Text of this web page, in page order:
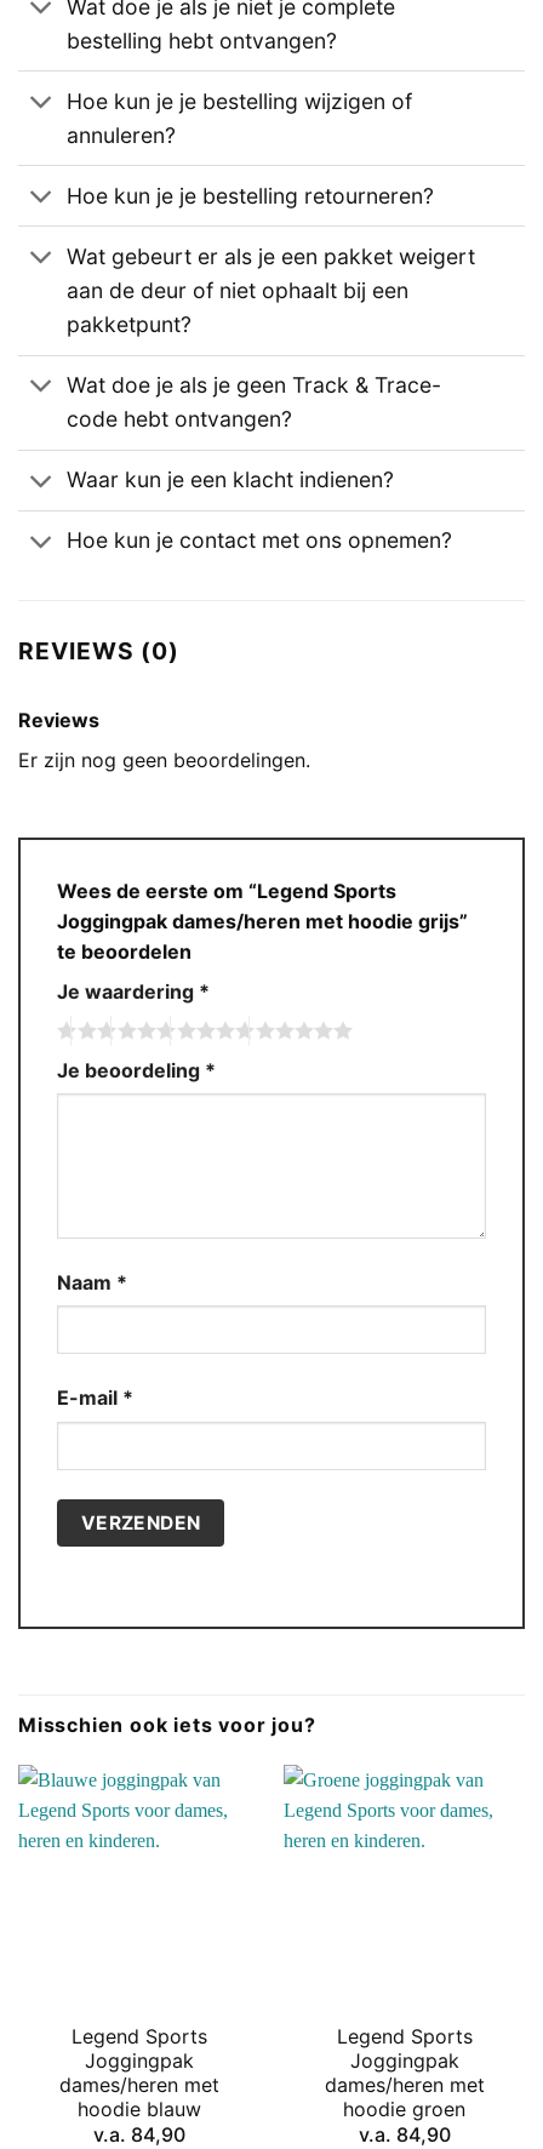
Wat doe je als je niet je complete
bestelling hebt ontvangen?
Hoe kun je je bestelling wijzigen of
annuleren?
Hoe kun je je bestelling retourneren?
Wat gebeurt er als je een pakket weigert
aan de deur of niet ophaalt bij een
pakketpunt?
Wat doe je als je geen Track & Trace-
code hebt ontvangen?
Waar kun je een klacht indienen?
Hoe kun je contact met ons opnemen?
REVIEWS (0)
Reviews
Er zijn nog geen beoordelingen.
Wees de eerste om “Legend Sports
Joggingpak dames/heren met hoodie grijs”
te beoordelen
Je waardering *
Je beoordeling *
Naam *
E-mail *
Misschien ook iets voor jou?
Legend Sports
Joggingpak
dames/heren met
hoodie blauw
v.a. 84,90
Legend Sports
Joggingpak
dames/heren met
hoodie groen
v.a. 84,90